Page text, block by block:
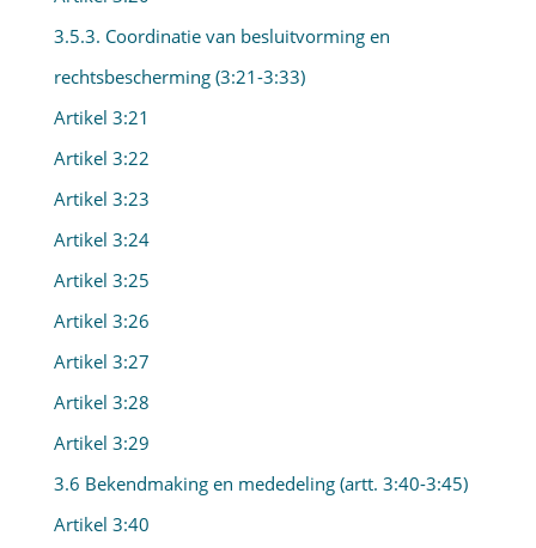
3.5.3. Coordinatie van besluitvorming en
rechtsbescherming (3:21-3:33)
Artikel 3:21
Artikel 3:22
Artikel 3:23
Artikel 3:24
Artikel 3:25
Artikel 3:26
Artikel 3:27
Artikel 3:28
Artikel 3:29
3.6 Bekendmaking en mededeling (artt. 3:40-3:45)
Artikel 3:40